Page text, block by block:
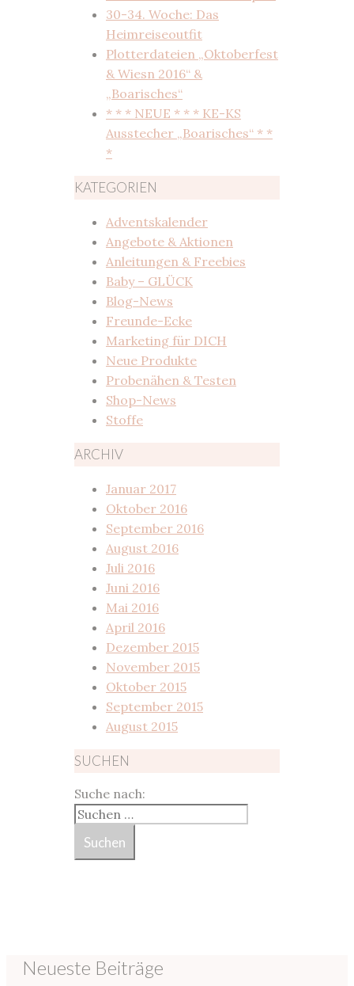
30-34. Woche: Das
Heimreiseoutfit
Plotterdateien „Oktoberfest
& Wiesn 2016“ &
„Boarisches“
* * * NEUE * * * KE-KS
Ausstecher „Boarisches“ * *
*
KATEGORIEN
Adventskalender
Angebote & Aktionen
Anleitungen & Freebies
Baby – GLÜCK
Blog-News
Freunde-Ecke
Marketing für DICH
Neue Produkte
Probenähen & Testen
Shop-News
Stoffe
ARCHIV
Januar 2017
Oktober 2016
September 2016
August 2016
Juli 2016
Juni 2016
Mai 2016
April 2016
Dezember 2015
November 2015
Oktober 2015
September 2015
August 2015
SUCHEN
Suche nach:
Neueste Beiträge